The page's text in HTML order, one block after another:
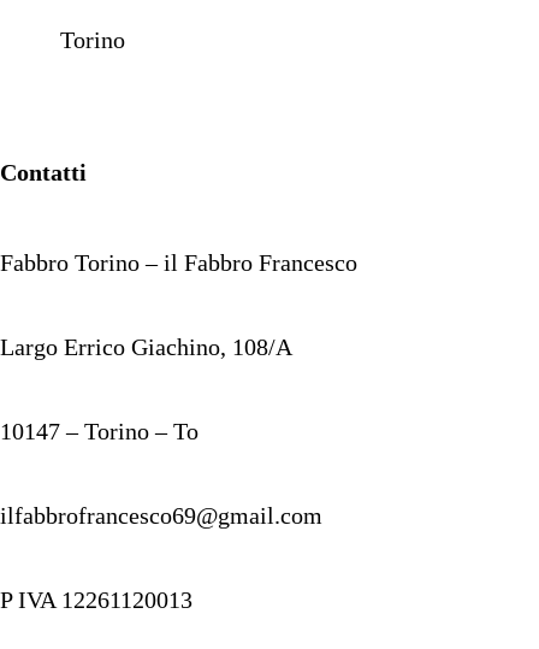
Torino
Contatti
Fabbro Torino – il Fabbro Francesco
Largo Errico Giachino, 108/A
10147 – Torino – To
ilfabbrofrancesco69@gmail.com
P IVA 12261120013